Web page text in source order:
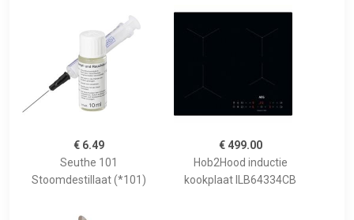
€ 6.49
Seuthe 101
Stoomdestillaat (*101)
€ 499.00
Hob2Hood inductie
kookplaat ILB64334CB